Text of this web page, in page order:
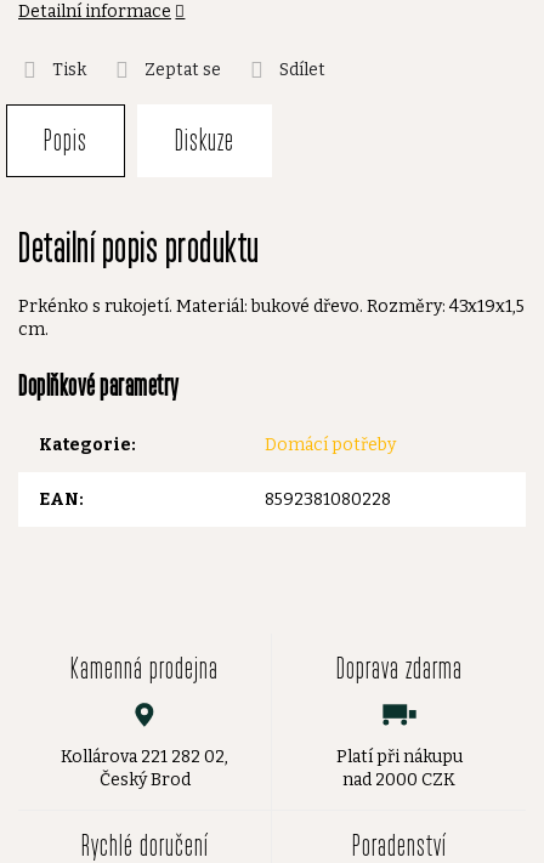
Detailní informace
Tisk Zeptat se Sdílet
Popis Diskuze
Detailní popis produktu
Prkénko s rukojetí. Materiál: bukové dřevo. Rozměry: 43x19x1,5
cm.
Doplňkové parametry
Kategorie: Domácí potřeby
EAN: 8592381080228
Kamenná prodejna
Kollárova 221 282 02,
Český Brod
Doprava zdarma
Platí při nákupu
nad 2000 CZK
Rychlé doručení Poradenství